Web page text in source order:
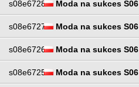
s08e6728 Moda na sukces S06
s08e6727 Moda na sukces S06
s08e6726 Moda na sukces S06
s08e6725 Moda na sukces S06